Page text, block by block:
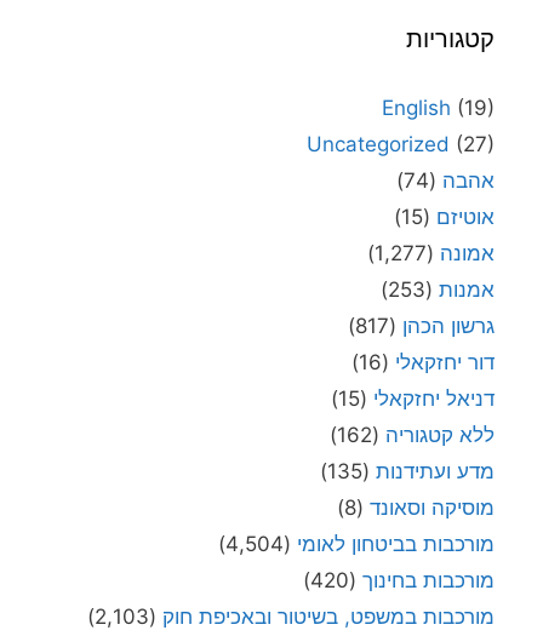
קטגוריות
English (19)
Uncategorized (27)
אהבה (74)
אוטיזם (15)
אמונה (1,277)
אמנות (253)
גרשון הכהן (817)
דור יחזקאלי (16)
דניאל יחזקאלי (15)
ללא קטגוריה (162)
מדע ועתידנות (135)
מוסיקה וסאונד (8)
מורכבות בביטחון לאומי (4,504)
מורכבות בחינוך (420)
מורכבות במשפט, בשיטור ובאכיפת חוק (2,103)